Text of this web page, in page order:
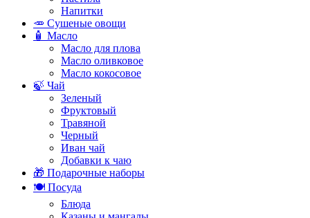
Напитки
🥕 Сушеные овощи
🧴 Масло
Масло для плова
Масло оливковое
Масло кокосовое
🍃 Чай
Зеленый
Фруктовый
Травяной
Черный
Иван чай
Добавки к чаю
🎁 Подарочные наборы
🍽️ Посуда
Блюда